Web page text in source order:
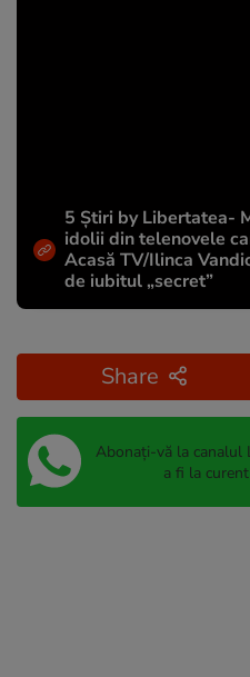
5 Știri by Libertatea-
idolii din telenovele
Acasă TV/Ilinca
de iubitul „secret”
Share
Abonați-vă la canalul
a fi la